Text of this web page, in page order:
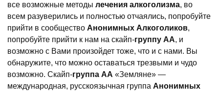
все возможные методы лечения алкоголизма, во
всем разуверились и полностью отчаялись, попробуйте
прийти в сообщество Анонимных Алкоголиков,
попробуйте прийти к нам на скайп-группу АА, и
возможно с Вами произойдет тоже, что и с нами. Вы
обнаружите, что можно оставаться трезвыми и чудо
возможно. Скайп-группа АА «Земляне» —
международная, русскоязычная группа Анонимных